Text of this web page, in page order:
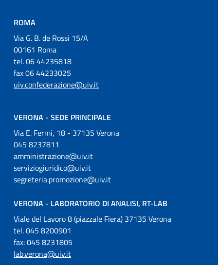
ROMA
Via G. B. de Rossi 15/A
00161 Roma
tel. 06 44235818
fax 06 44233025
uiv.confederazione@uiv.it
VERONA - SEDE PRINCIPALE
Via E. Fermi, 18 - 37135 Verona
045 8237811
amministrazione@uiv.it
serviziogiuridico@uiv.it
segreteria.promozione@uiv.it
VERONA - LABORATORIO DI ANALISI, RT-LAB
Viale del Lavoro 8 (piazzale Fiera) 37135 Verona
tel. 045 8200901
fax: 045 8231805
lab.verona@uiv.it